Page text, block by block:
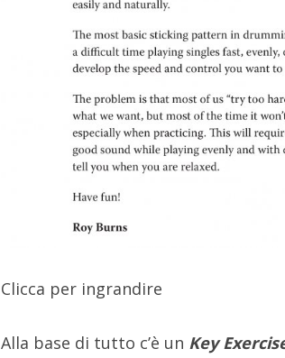
Clicca per ingrandire
Alla base di tutto c’è un Key